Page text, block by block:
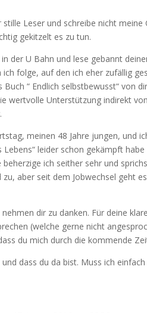
Leser und schreibe nicht meine
gekitzelt es zu tun.
der U Bahn und lese gebannt
folge, auf den ich eher zufällig
“ Endlich selbstbewusst“ von
wertvolle Unterstützung indirekt
meinen 48 Jahre jungen, und
leider schon gekämpft
ich seither sehr und
aber seit dem Jobwechsel geht
dir zu danken. Für deine
(welche gerne nicht
du mich durch die kommende
dass du da bist. Muss ich